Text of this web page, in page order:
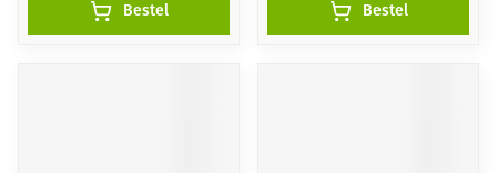
Bestel Bestel